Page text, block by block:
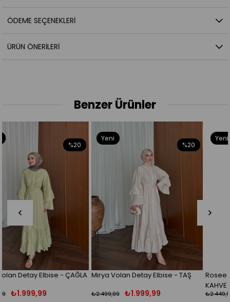
ÖDEME SEÇENEKLERI
ÜRÜN ÖNERILERI
Benzer Ürünler
Mirya Volan Detay Elbise - TAŞ
₺2.499,99
%20
Ürün
Rosee Şal Detaylı Elbise - ACI
₺2.449,99
Ürün